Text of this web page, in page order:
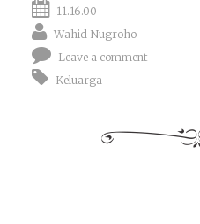
11.16.00
Wahid Nugroho
Leave a comment
Keluarga